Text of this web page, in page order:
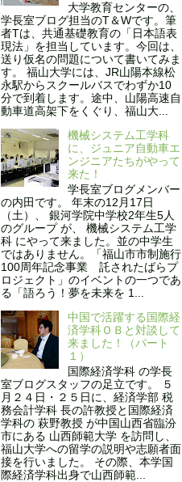
大学教育センターの、
学長室ブログ担当のT＆Wです。筆
者Tは、共通基礎教育の「日本語表
現法」を担当しています。今回は、
送り仮名の問題について書いてみま
す。 福山大学には、JR山陽本線松
永駅からスクールバスでわずか10
分で到着します。途中、山陽高速自
動車道高架下をくぐり、福山大...
機械システム工学科
に、ジュニア自動車エ
ンジニアたちがやって
来た！
学長室ブログメンバー
の内田です。 年末の12月17日
（土）、 銀河学院中学校2年生5人
のグループ が、 機械システム工学
科 にやって来ました。並の中学生
ではありません。「福山市市制施行
100周年記念事業 託されたばらプ
ロジェクト」のイベントの一つであ
る「語ろう！夢を未来を 1...
中国で活躍する国際経
済学科ＯＢと対談して
来ました！（パート
１）
国際経済学科 の学長
室ブログスタッフの足立です。 ５
月２４日・２５日に、経済学部 税
務会計学科 長の許教授と国際経済
学科の 萩野教授 が中国山西省臨汾
市にある 山西師範大学 を訪問し、
福山大学への留学の説明や志願者面
接を行いました。 その際、本学国
際経済学科出身で山西師範...